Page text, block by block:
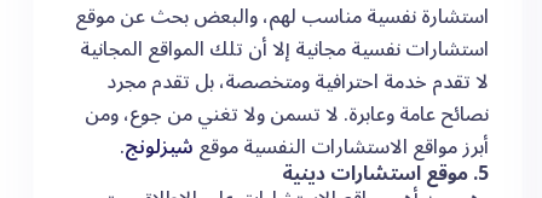
استشارة نفسية مناسب لهم، والبعض بحث عن موقع
استشارات نفسية مجانية إلا أن تلك المواقع المجانية
لا تقدم خدمة احترافية ومتخصصة، بل تقدم مجرد
نصائح عامة وعابرة. لا تسمن ولا تغني من جوع، ومن
أبرز مواقع الاستشارات النفسية موقعشيزلونج.
5. موقع استشارات دينية